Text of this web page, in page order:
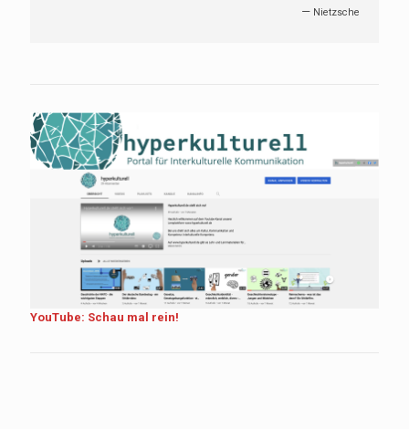
— Nietzsche
YouTube: Schau mal rein!